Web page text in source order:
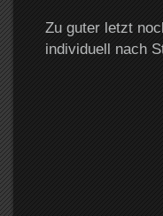
Zu guter letzt
individuell nach